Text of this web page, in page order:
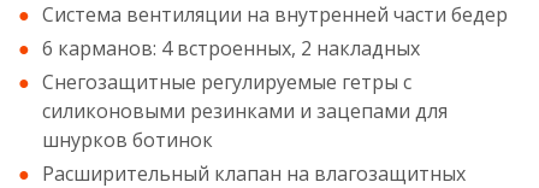
Система вентиляции на внутренней части бедер
6 карманов: 4 встроенных, 2 накладных
Снегозащитные регулируемые гетры с
силиконовыми резинками и зацепами для
шнурков ботинок
Расширительный клапан на влагозащитных